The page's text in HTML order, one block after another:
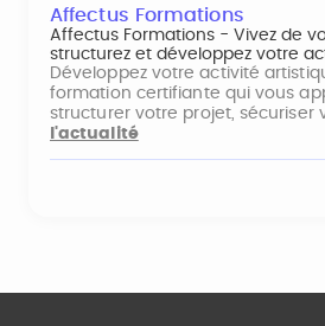
Affectus Formations
Affectus Formations - Vivez de
structurez et développez votre
Développez votre activité
formation certifiante qui vous
structurer votre projet, sécuriser
l'actualité